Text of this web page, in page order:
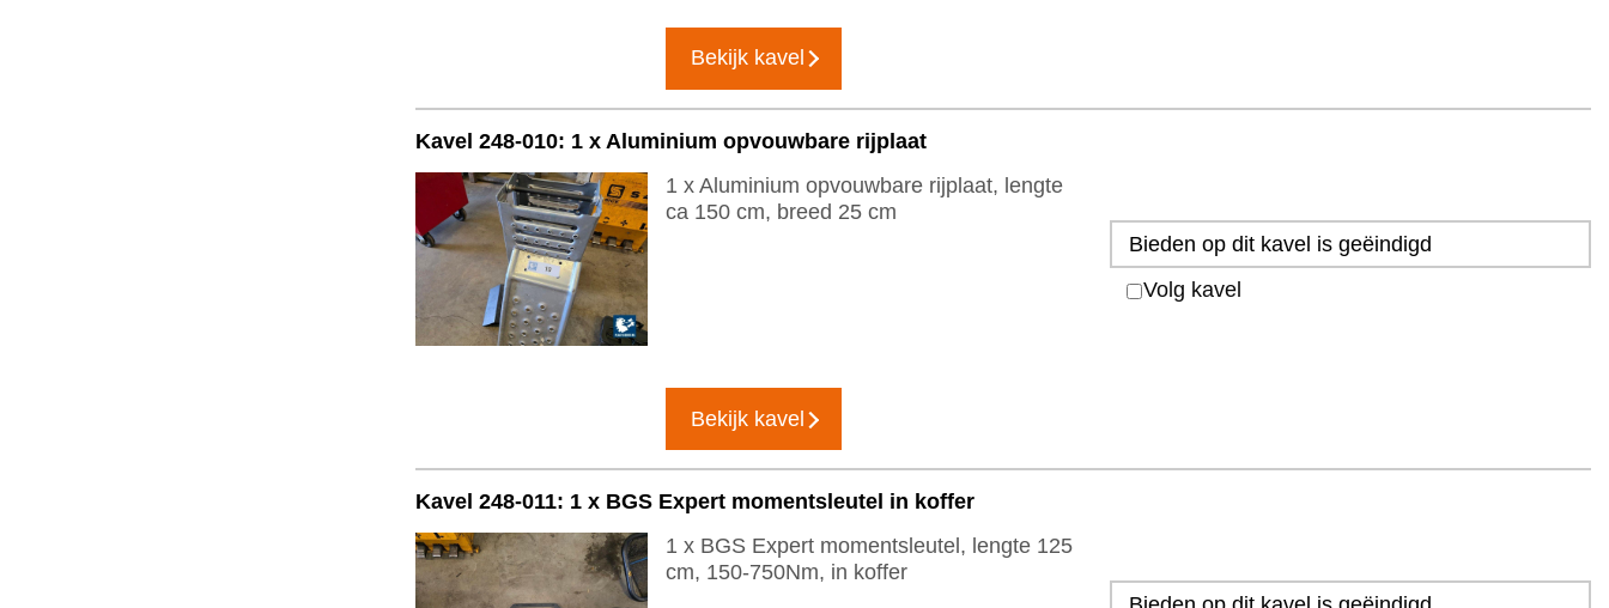
Bekijk kavel
Kavel 248-010: 1 x Aluminium opvouwbare rijplaat
Bieden op dit kavel is geëindigd
Volg kavel
1 x Aluminium opvouwbare rijplaat, lengte
ca 150 cm, breed 25 cm
Bekijk kavel
Kavel 248-011: 1 x BGS Expert momentsleutel in koffer
1 x BGS Expert momentsleutel, lengte 125
cm, 150-750Nm, in koffer